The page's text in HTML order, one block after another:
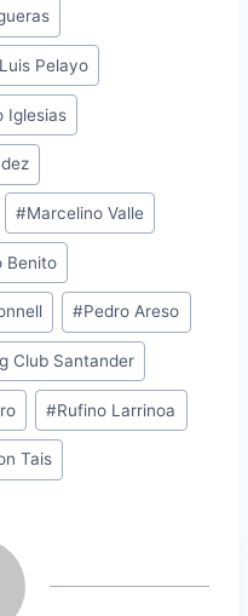
Pelayo
Iglesias
#Marcelino Valle
Benito
#Pedro Areso
Club Santander
#Rufino Larrinoa
Tais